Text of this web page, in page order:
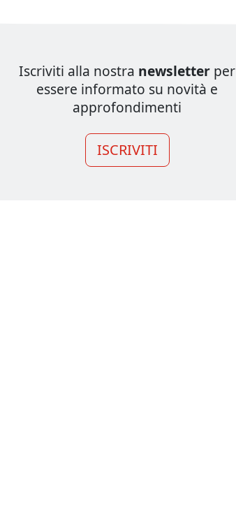
Iscriviti alla nostra newsletter per
essere informato su novità e
approfondimenti
ISCRIVITI